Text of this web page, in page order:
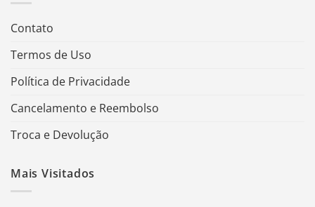
Contato
Termos de Uso
Política de Privacidade
Cancelamento e Reembolso
Troca e Devolução
Mais Visitados